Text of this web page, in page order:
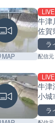
MAP
LIVE
牛津
佐賀
ラ
配信元
LIVE
牛津
小城
ラ